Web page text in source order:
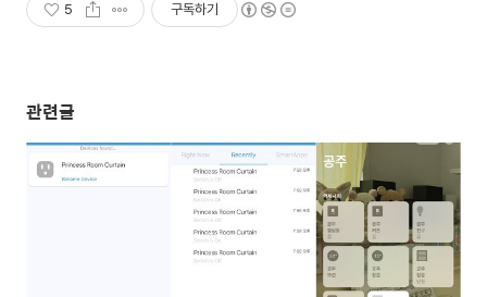
5 구독하기
관련글